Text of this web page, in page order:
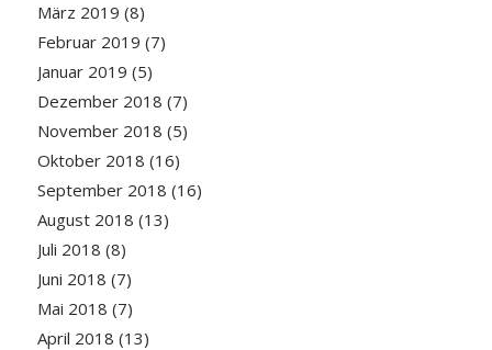
März 2019 (8)
Februar 2019 (7)
Januar 2019 (5)
Dezember 2018 (7)
November 2018 (5)
Oktober 2018 (16)
September 2018 (16)
August 2018 (13)
Juli 2018 (8)
Juni 2018 (7)
Mai 2018 (7)
April 2018 (13)